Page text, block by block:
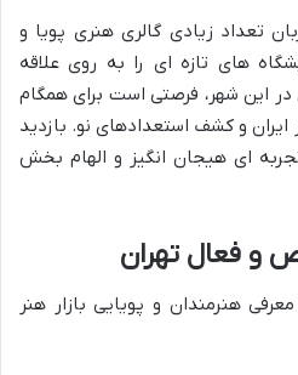
تعداد زیادی گالری هنری پویا و
های تازه ای را به روی علاقه
این شهر، فرصتی است برای همگام
و کشف استعدادهای نو. بازدید
ای هیجان انگیز و الهام بخش
هنرمندان و پویایی بازار هنر